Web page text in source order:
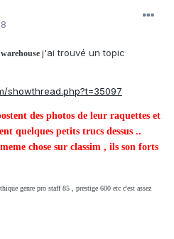
j'ai trouvé un topic
showthread.php?t=35097
des photos de leur raquettes et
quelques petits trucs dessus ..
chose sur classim , ils son forts
genre pro staff 85 , prestige 600 etc c'est assez